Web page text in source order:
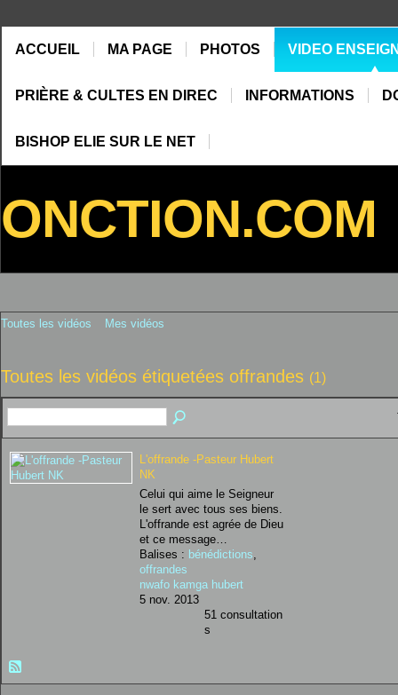
ACCUEIL MA PAGE PHOTOS VIDEO
PRIÈRE & CULTES EN DIREC INFORMATIONS
BISHOP ELIE SUR LE NET
ONCTION.COM
Toutes les vidéos Mes vidéos
Toutes les vidéos étiquetées offrandes (1)
L'offrande -Pasteur Hubert
NK
Celui qui aime le Seigneur
le sert avec tous ses biens.
L'offrande est agrée de Dieu
et ce message…
Balises : bénédictions,
offrandes
nwafo kamga hubert
5 nov. 2013
51 consultation
s